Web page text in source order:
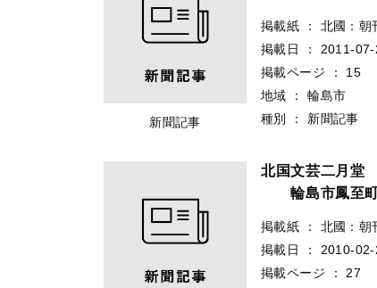
新聞記事
掲載紙 ：
北國：朝
掲載日
：
2011-
掲載ページ
：
15
地域
：
輪島市
種別
： 新聞記事
北国文芸二月
輪島市鳳至
掲載紙 ：
北國：朝
掲載日
：
2010-
掲載ページ
：
27